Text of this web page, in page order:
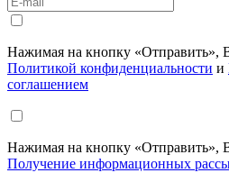
Нажимая на кнопку «Отправить»,
Политикой конфиденциальности и
соглашением
Нажимая на кнопку «Отправить»,
Получение информационных